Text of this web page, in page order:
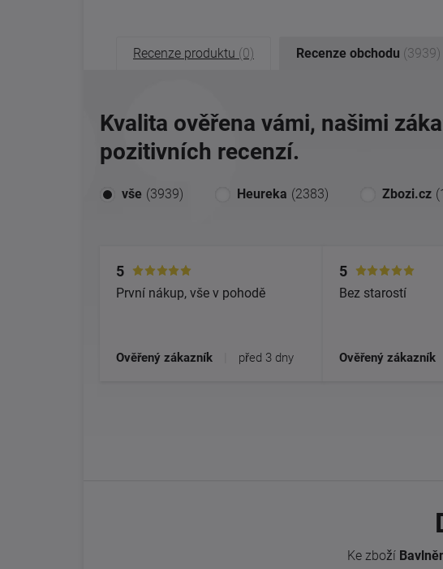
Recenze produktu (0) Recenze obchodu (3939)
Kvalita ověřena vámi, našimi
pozitivních recenzí.
vše (3939) Heureka (2383) Zbozi.cz
5
První nákup, vše v pohodě
Ověřený zákazník před 3 dny
5
Bez starostí
Ověřený zákazník
Ke zboží